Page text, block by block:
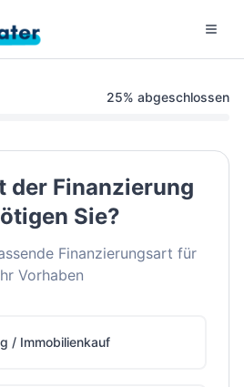
Menu
25% abgeschlossen
der Finanzierung
Sie?
Finanzierungsart für
Vorhaben
/ Immobilienkauf